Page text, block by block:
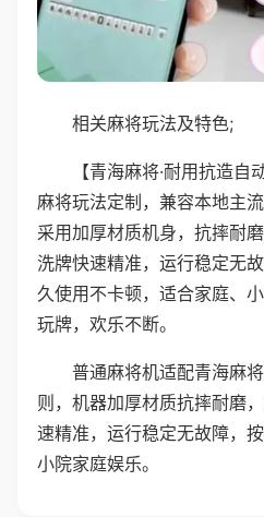
相关麻将玩法及特色;
【青海麻将·耐用抗造
麻将玩法定制，兼容本地主
采用加厚材质机身，抗摔耐
洗牌快速精准，运行稳定无
久使用不卡顿，适合家庭、
玩牌，欢乐不断。
普通麻将机适配青海麻
则，机器加厚材质抗摔耐磨
速精准，运行稳定无故障，
小院家庭娱乐。